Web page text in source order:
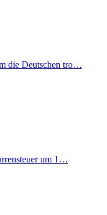
die Deutschen tro…
um 1…